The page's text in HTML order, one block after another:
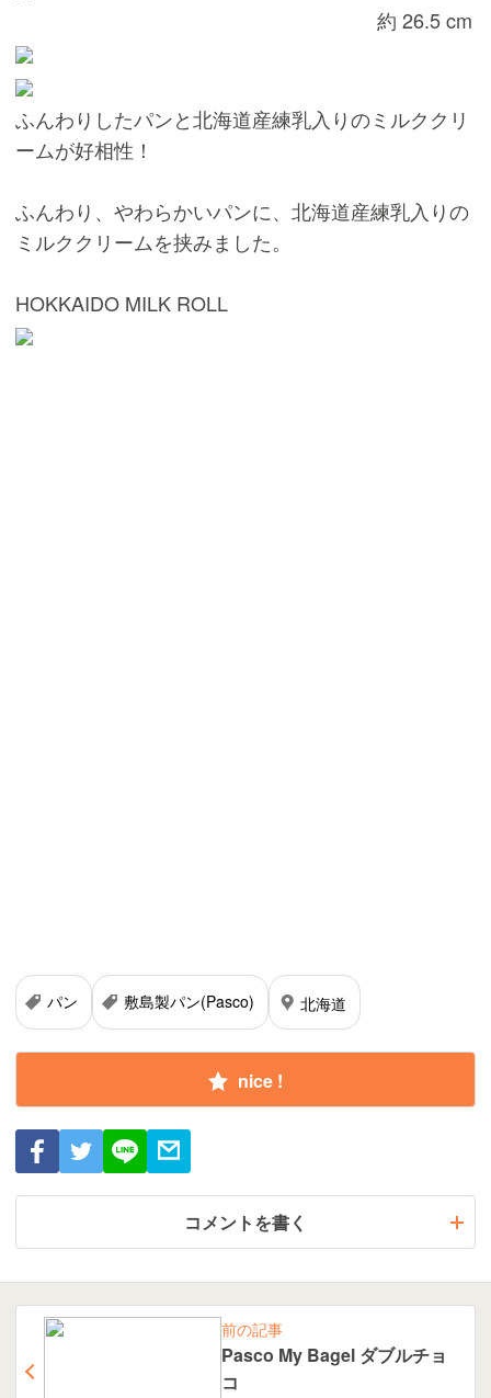
約 26.5 cm
ふんわりしたパンと北海道産練乳入りのミルククリ
ームが好相性！
ふんわり、やわらかいパンに、北海道産練乳入りの
ミルククリームを挟みました。
HOKKAIDO MILK ROLL
パン 敷島製パン(Pasco) 北海道
nice !
コメントを書く
前の記事
Pasco My Bagel ダブルチョ
コ